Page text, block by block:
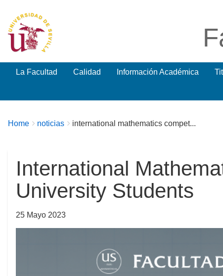
La Facultad Calidad Información Académica
Breadcrumbs
You
Home noticias international mathematics compet...
International
University Students
25 Mayo 2023